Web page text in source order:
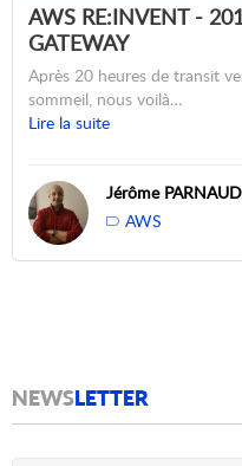
AWS RE:INVENT -
GATEWAY
Après 20 heures de transit
sommeil, nous voilà…
Lire la suite
Jérôme
AWS
NEWSLETTER